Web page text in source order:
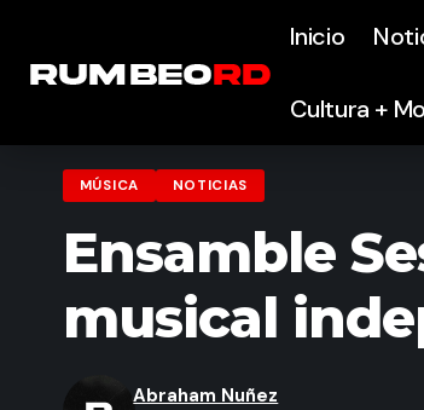
Inicio
Cultura +
MÚSICA NOTICIAS
Ensamble
musical
Abraham Nuñez